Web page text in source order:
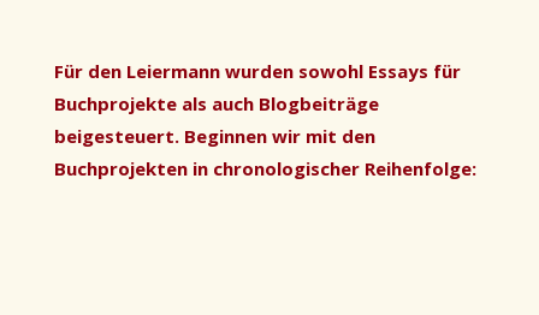
Für den Leiermann wurden sowohl Essays für
Buchprojekte als auch Blogbeiträge
beigesteuert. Beginnen wir mit den
Buchprojekten in chronologischer Reihenfolge: